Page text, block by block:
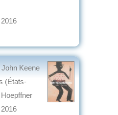
2016
John Keene
(États-
2016